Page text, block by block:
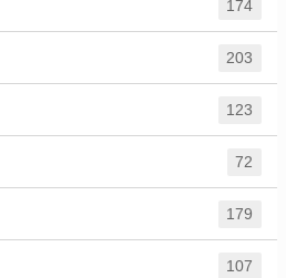
174
203
123
72
179
107